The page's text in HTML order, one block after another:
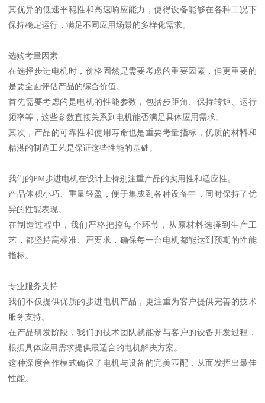
其优异的低速平稳性和高速响应能力，使得设备能够在各种工况下
保持稳定运行，满足不同应用场景的多样化需求。
选购考量因素
在选择步进电机时，价格固然是需要考虑的重要因素，但更重要的
是要全面评估产品的综合价值。
首先需要考虑的是电机的性能参数，包括步距角、保持转矩、运行
频率等，这些参数直接关系到电机能否满足具体应用需求。
其次，产品的可靠性和使用寿命也是重要考量指标，优质的材料和
精湛的制造工艺是保证这些性能的基础。
我们的PM步进电机在设计上特别注重产品的实用性和适应性。
产品体积小巧、重量轻盈，便于集成到各种设备中，同时保持了优
异的性能表现。
在制造过程中，我们严格把控每个环节，从原材料选择到生产工
艺，都坚持高标准、严要求，确保每一台电机都能达到预期的性能
指标。
专业服务支持
我们不仅提供优质的步进电机产品，更注重为客户提供完善的技术
服务支持。
在产品研发阶段，我们的技术团队就能参与客户的设备开发过程，
根据具体应用需求提供最适合的电机解决方案。
这种深度合作模式确保了电机与设备的完美匹配，从而发挥出最佳
性能。